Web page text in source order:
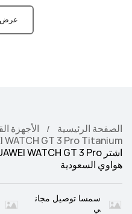
عرض
الصفحة الرئيسية
الأجهزة
WATCH GT 3 Pro Titanium
هواوي السعودية
سمسا توصيل مجان
ي